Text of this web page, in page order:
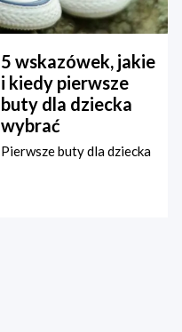
5 wskazówek, jakie
i kiedy pierwsze
buty dla dziecka
wybrać
Pierwsze buty dla dziecka